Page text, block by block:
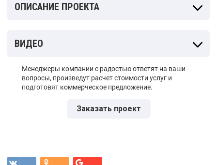
Менеджеры компании с радостью ответят на ваши
вопросы, произведут расчет стоимости услуг и
подготовят коммерческое предложение.
Заказать проект
ОПИСАНИЕ ПРОЕКТА
ВИДЕО